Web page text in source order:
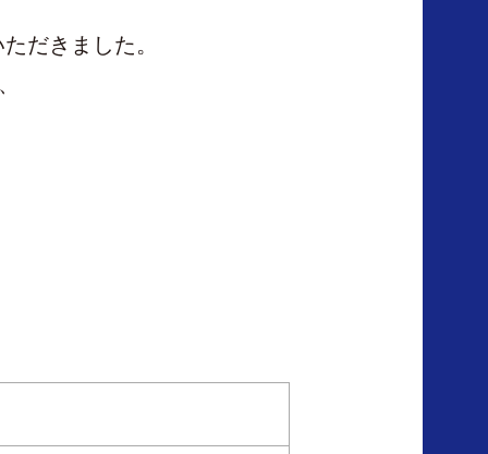
だきました。